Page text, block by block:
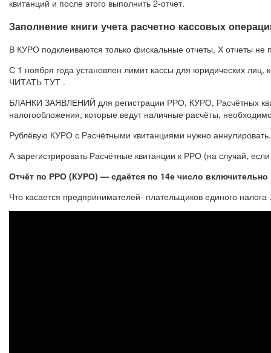
квитанций и после этого выполнить 2-отчет.
Заполнение книги учета расчетно кассовых
В КУРО подклеиваются только фискальные отчеты, Х отчеты не
С 1 ноября года установлен лимит кассы для юридических
ЧИТАТЬ ТУТ .
БЛАНКИ ЗАЯВЛЕНИЙ для регистрации РРО, КУРО,
налогообложения, которые ведут наличные расчёты,
Рублёвую КУРО с Расчётными квитанциями нужно аннулировать.
А зарегистрировать Расчётные квитанции к РРО (на случай,
Отчёт по РРО (КУРО) — сдаётся по 14е число
Что касается предпринимателей- плательщиков единого налога .